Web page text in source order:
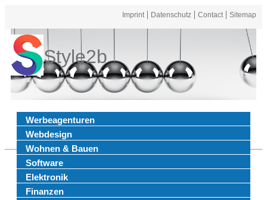
Imprint Datenschutz Contact Sitemap
Style2b
Werbeagenturen
Webdesign
Wohnen & Bauen
Software
Elektronik
Finanzen